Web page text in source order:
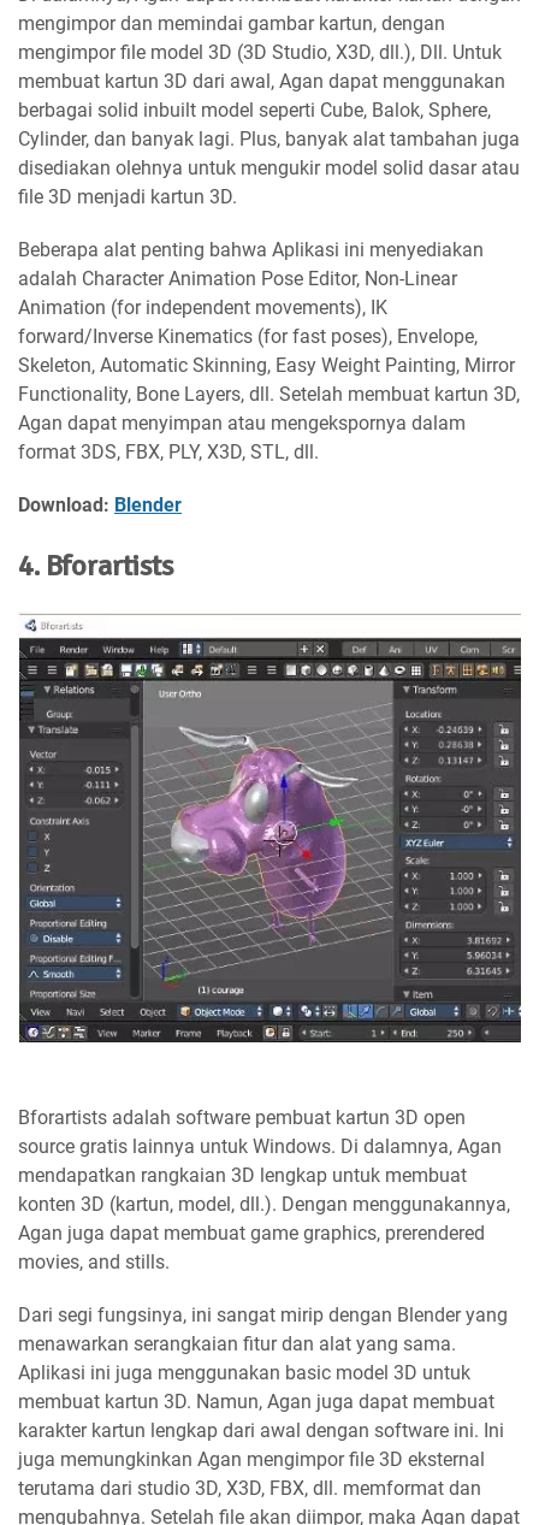
mengimpor dan memindai gambar kartun, dengan
mengimpor file model 3D (3D Studio, X3D, dll.), Dll. Untuk
membuat kartun 3D dari awal, Agan dapat menggunakan
berbagai solid inbuilt model seperti Cube, Balok, Sphere,
Cylinder, dan banyak lagi. Plus, banyak alat tambahan juga
disediakan olehnya untuk mengukir model solid dasar atau
file 3D menjadi kartun 3D.
Beberapa alat penting bahwa Aplikasi ini menyediakan
adalah Character Animation Pose Editor, Non-Linear
Animation (for independent movements), IK
forward/Inverse Kinematics (for fast poses), Envelope,
Skeleton, Automatic Skinning, Easy Weight Painting, Mirror
Functionality, Bone Layers, dll. Setelah membuat kartun 3D,
Agan dapat menyimpan atau mengekspornya dalam
format 3DS, FBX, PLY, X3D, STL, dll.
Download: Blender
4. Bforartists
Bforartists adalah software pembuat kartun 3D open
source gratis lainnya untuk Windows. Di dalamnya, Agan
mendapatkan rangkaian 3D lengkap untuk membuat
konten 3D (kartun, model, dll.). Dengan menggunakannya,
Agan juga dapat membuat game graphics, prerendered
movies, and stills.
Dari segi fungsinya, ini sangat mirip dengan Blender yang
menawarkan serangkaian fitur dan alat yang sama.
Aplikasi ini juga menggunakan basic model 3D untuk
membuat kartun 3D. Namun, Agan juga dapat membuat
karakter kartun lengkap dari awal dengan software ini. Ini
juga memungkinkan Agan mengimpor file 3D eksternal
terutama dari studio 3D, X3D, FBX, dll. memformat dan
mengubahnya. Setelah file akan diimpor, maka Agan dapat